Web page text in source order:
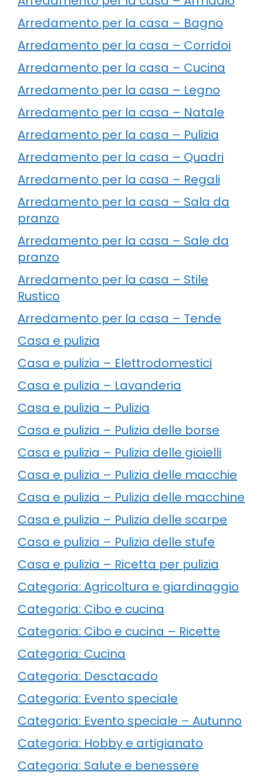
Arredamento per la casa – Bagno
Arredamento per la casa – Corridoi
Arredamento per la casa – Cucina
Arredamento per la casa – Legno
Arredamento per la casa – Natale
Arredamento per la casa – Pulizia
Arredamento per la casa – Quadri
Arredamento per la casa – Regali
Arredamento per la casa – Sala da
pranzo
Arredamento per la casa – Sale da
pranzo
Arredamento per la casa – Stile
Rustico
Arredamento per la casa – Tende
Casa e pulizia
Casa e pulizia – Elettrodomestici
Casa e pulizia – Lavanderia
Casa e pulizia – Pulizia
Casa e pulizia – Pulizia delle borse
Casa e pulizia – Pulizia delle gioielli
Casa e pulizia – Pulizia delle macchie
Casa e pulizia – Pulizia delle macchine
Casa e pulizia – Pulizia delle scarpe
Casa e pulizia – Pulizia delle stufe
Casa e pulizia – Ricetta per pulizia
Categoria: Agricoltura e giardinaggio
Categoria: Cibo e cucina
Categoria: Cibo e cucina – Ricette
Categoria: Cucina
Categoria: Desctacado
Categoria: Evento speciale
Categoria: Evento speciale – Autunno
Categoria: Hobby e artigianato
Categoria: Salute e benessere